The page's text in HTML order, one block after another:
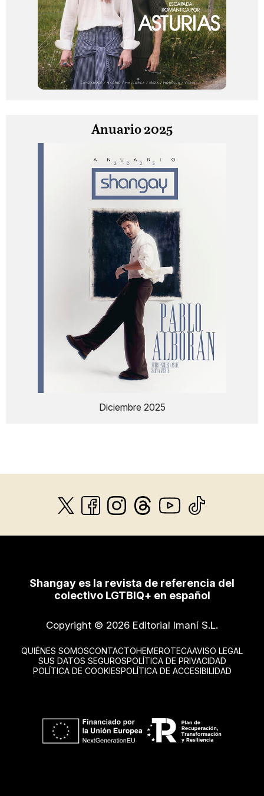
Anuario 2025
Diciembre 2025
Shangay es la revista de referencia del
colectivo LGTBIQ+ en español
Copyright © 2026 Editorial Imaní S.L.
QUIÉNES SOMOSCONTACTOHEMEROTECAAVISO LEGAL
SUS DATOS SEGUROSPOLÍTICA DE PRIVACIDAD
POLÍTICA DE COOKIESPOLÍTICA DE ACCESIBILIDAD